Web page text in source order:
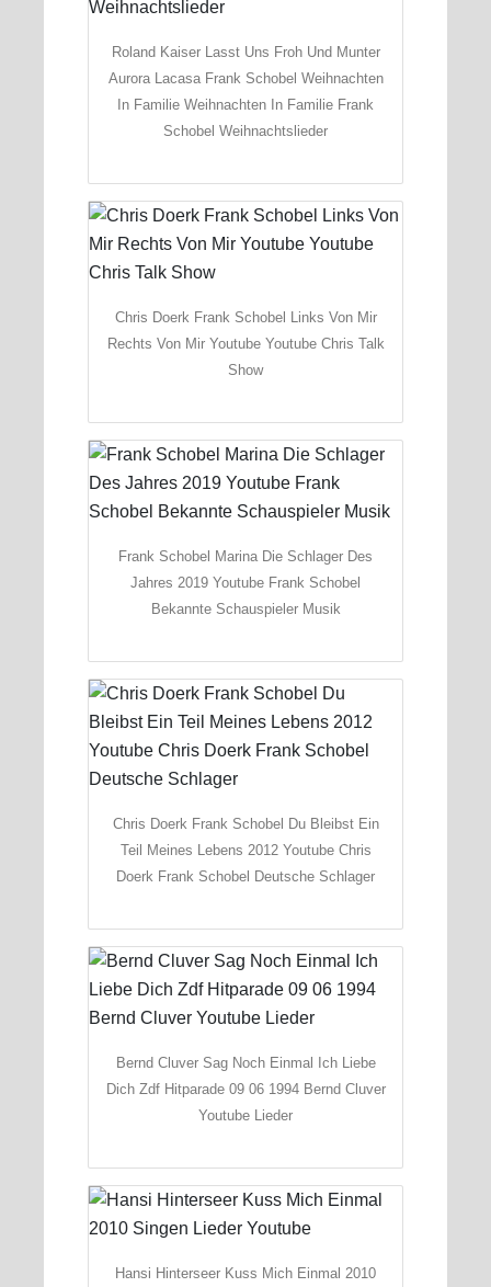
Roland Kaiser Lasst Uns Froh Und Munter
Aurora Lacasa Frank Schobel Weihnachten
In Familie Weihnachten In Familie Frank
Schobel Weihnachtslieder
Chris Doerk Frank Schobel Links Von Mir
Rechts Von Mir Youtube Youtube Chris Talk
Show
Frank Schobel Marina Die Schlager Des
Jahres 2019 Youtube Frank Schobel
Bekannte Schauspieler Musik
Chris Doerk Frank Schobel Du Bleibst Ein
Teil Meines Lebens 2012 Youtube Chris
Doerk Frank Schobel Deutsche Schlager
Bernd Cluver Sag Noch Einmal Ich Liebe
Dich Zdf Hitparade 09 06 1994 Bernd Cluver
Youtube Lieder
Hansi Hinterseer Kuss Mich Einmal 2010